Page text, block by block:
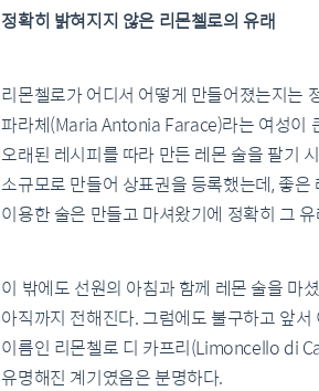
정확히 밝혀지지 않은 리몬첼로의 유래
리몬첼로가 어디서 어떻게 만들어졌는지는
파라체(Maria Antonia Farace)라는 여성이
오래된 레시피를 따라 만든 레몬 술을 팔기
소규모로 만들어 상표권을 등록했는데, 좋
이용한 술은 만들고 마셔왔기에 정확히 그
이 밖에도 선원의 아침과 함께 레몬 술을 마
아직까지 전해진다. 그럼에도 불구하고 앞
이름인 리몬첼로 디 카프리(Limoncello di
유명해진 계기였음은 분명하다.